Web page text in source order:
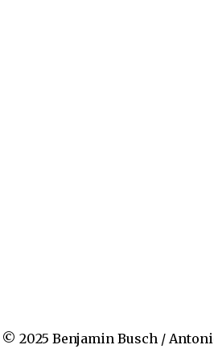
© 2025 Benjamin Busch /